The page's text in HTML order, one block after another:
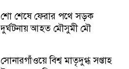
শো শেষে ফেরার পথে সড়ক
দুর্ঘটনায় আহত মৌসুমী মৌ
সোনারগাঁওয়ে বিশ্ব মাতৃদুগ্ধ সপ্তাহ